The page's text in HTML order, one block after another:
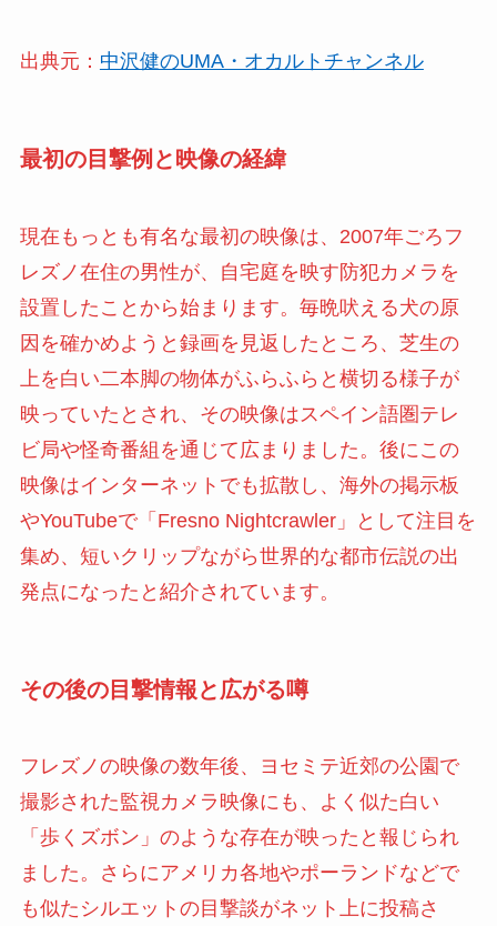
出典元： 中沢健のUMA・オカルトチャンネル
最初の目撃例と映像の経緯
現在もっとも有名な最初の映像は、2007年ごろフ
レズノ在住の男性が、自宅庭を映す防犯カメラを
設置したことから始まります。毎晩吠える犬の原
因を確かめようと録画を見返したところ、芝生の
上を白い二本脚の物体がふらふらと横切る様子が
映っていたとされ、その映像はスペイン語圏テレ
ビ局や怪奇番組を通じて広まりました。後にこの
映像はインターネットでも拡散し、海外の掲示板
やYouTubeで「Fresno Nightcrawler」として注目を
集め、短いクリップながら世界的な都市伝説の出
発点になったと紹介されています。
その後の目撃情報と広がる噂
フレズノの映像の数年後、ヨセミテ近郊の公園で
撮影された監視カメラ映像にも、よく似た白い
「歩くズボン」のような存在が映ったと報じられ
ました。さらにアメリカ各地やポーランドなどで
も似たシルエットの目撃談がネット上に投稿さ